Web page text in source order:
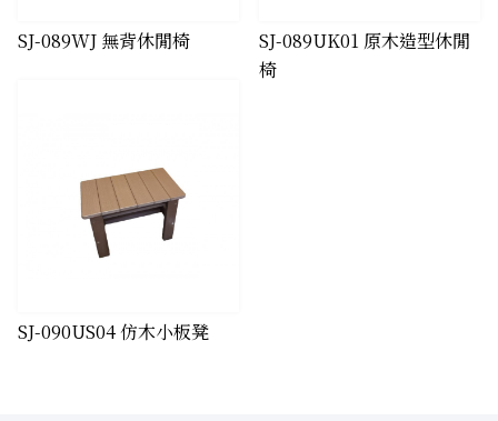
SJ-089WJ 無背休閒椅
SJ-089UK01 原木造型休閒
椅
SJ-090US04 仿木小板凳